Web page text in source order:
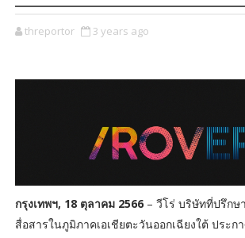
threportor 3 years ago
กรุงเทพฯ, 18 ตุลาคม 2566– วีโร่ บริษัทที่ปรึกษ
สื่อสารในภูมิภาคเอเชียตะวันออกเฉียงใต้ ประกา